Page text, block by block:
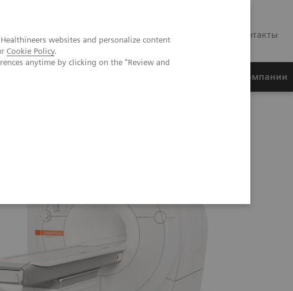
websites and personalize content
Cookie Policy.
anytime by clicking on the "Review and
Контакты
О компании